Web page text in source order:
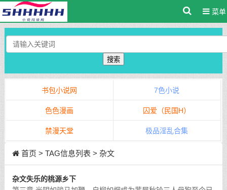
菜单
搜索
书包小说网 7色小说
色色漫画 囚爱（民国H）
禁漫天堂 极品淫乱合集
首页 > TAG信息列表 > 杂文
杂文失乐的桃源乡下